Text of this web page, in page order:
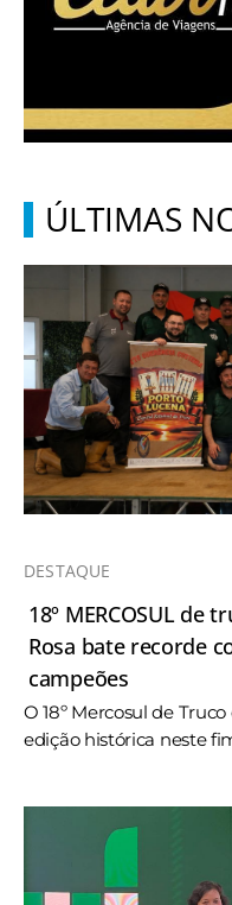
ÚLTIMAS
DESTAQUE
18º MERCOSUL de
Rosa bate recorde
campeões
O 18º Mercosul de
edição histórica neste